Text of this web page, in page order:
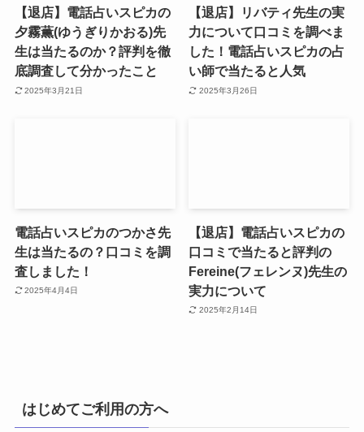
【退店】電話占いスピカの
夕霧薫(ゆうぎりかおる)先
生は当たるのか？評判を徹
底調査して分かったこと
2025年3月21日
【退店】リバティ先生の実
力について口コミを調べま
した！電話占いスピカの占
い師で当たると人気
2025年3月26日
電話占いスピカのつかさ先
生は当たるの？口コミを調
査しました！
2025年4月4日
【退店】電話占いスピカの
口コミで当たると評判の
Fereine(フェレンヌ)先生の
実力について
2025年2月14日
はじめてご利用の方へ